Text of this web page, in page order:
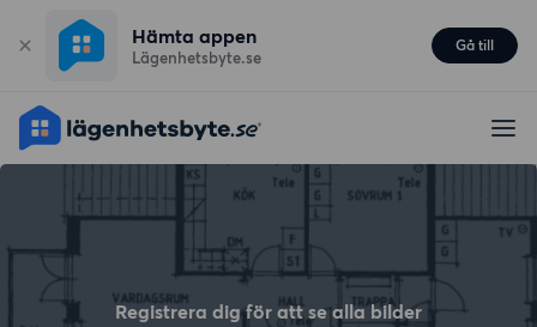
Hämta appen
Lägenhetsbyte.se
Gå till
Registrera dig för att se alla bilder